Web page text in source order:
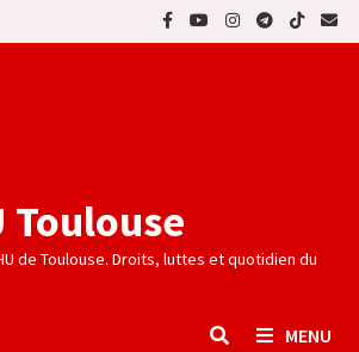
Toulouse
de Toulouse. Droits, luttes et quotidien du
MENU